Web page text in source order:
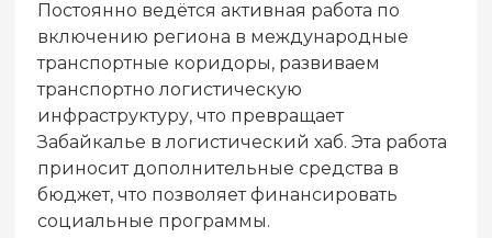
Постоянно ведётся активная работа по
включению региона в международные
транспортные коридоры, развиваем
транспортно логистическую
инфраструктуру, что превращает
Забайкалье в логистический хаб. Эта работа
приносит дополнительные средства в
бюджет, что позволяет финансировать
социальные программы.